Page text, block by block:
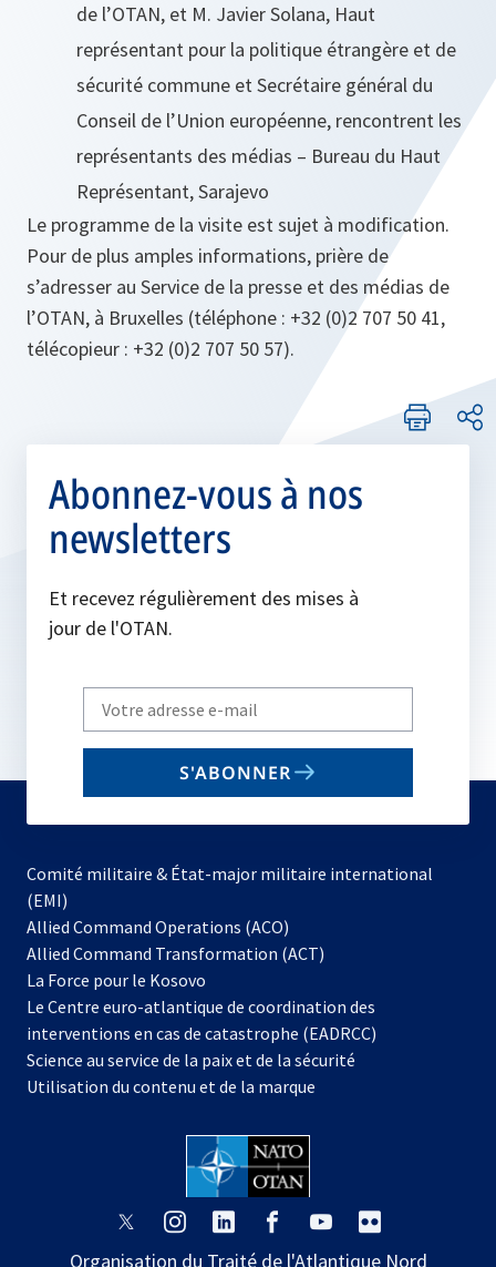
de l’OTAN, et M. Javier Solana, Haut
représentant pour la politique étrangère et de
sécurité commune et Secrétaire général du
Conseil de l’Union européenne, rencontrent les
représentants des médias – Bureau du Haut
Représentant, Sarajevo
Le programme de la visite est sujet à modification.
Pour de plus amples informations, prière de
s’adresser au Service de la presse et des médias de
l’OTAN, à Bruxelles (téléphone : +32 (0)2 707 50 41,
télécopieur : +32 (0)2 707 50 57).
Abonnez-vous à nos
newsletters
Et recevez régulièrement des mises à
jour de l'OTAN.
Write
your
email
S'ABONNER
Comité militaire & État-major militaire international
(EMI)
Allied Command Operations (ACO)
dans
nouvel
onglet
Allied Command Transformation (ACT)
La Force pour le Kosovo
dans
un
nouvel
onglet
Le Centre euro-atlantique de coordination des
interventions en cas de catastrophe (EADRCC)
Science au service de la paix et de la sécurité
Utilisation du contenu et de la marque
s’ouvres’ouvres’ouvres’ouvres’ouvre
Organisation du Traité de l'Atlantique Nord